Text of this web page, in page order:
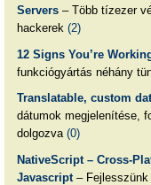
Servers– Több tízezer
hackerek (2)
12 Signs You’re
funkciógyártás néhány
Translatable, custom
dátumok megjelenítése,
dolgozva (0)
NativeScript – Cross-
Javascript– Fejlesszünk